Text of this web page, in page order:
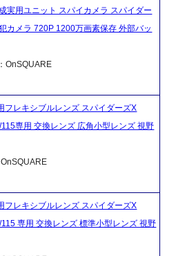
実用ユニット スパイカメラ スパイダー
カメラ 720P 1200万画素保存 外部バッ
OnSQUARE
フレキシブルレンズ スパイダーズX
専用 交換レンズ 広角小型レンズ 視野
フレキシブルレンズ スパイダーズX
専用 交換レンズ 標準小型レンズ 視野